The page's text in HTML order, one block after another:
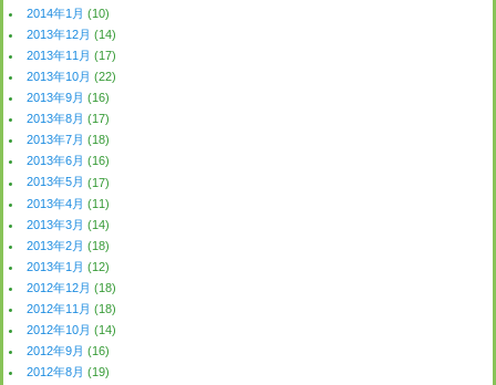
2014年1月 (10)
2013年12月 (14)
2013年11月 (17)
2013年10月 (22)
2013年9月 (16)
2013年8月 (17)
2013年7月 (18)
2013年6月 (16)
2013年5月 (17)
2013年4月 (11)
2013年3月 (14)
2013年2月 (18)
2013年1月 (12)
2012年12月 (18)
2012年11月 (18)
2012年10月 (14)
2012年9月 (16)
2012年8月 (19)